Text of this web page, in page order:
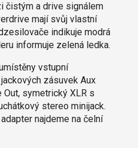
čistým a drive signálem
mají svůj vlastní
indikuje modrá
informuje zelená ledka.
vstupní
zásuvek Aux
symetrický XLR s
stereo minijack.
najdeme na čelní